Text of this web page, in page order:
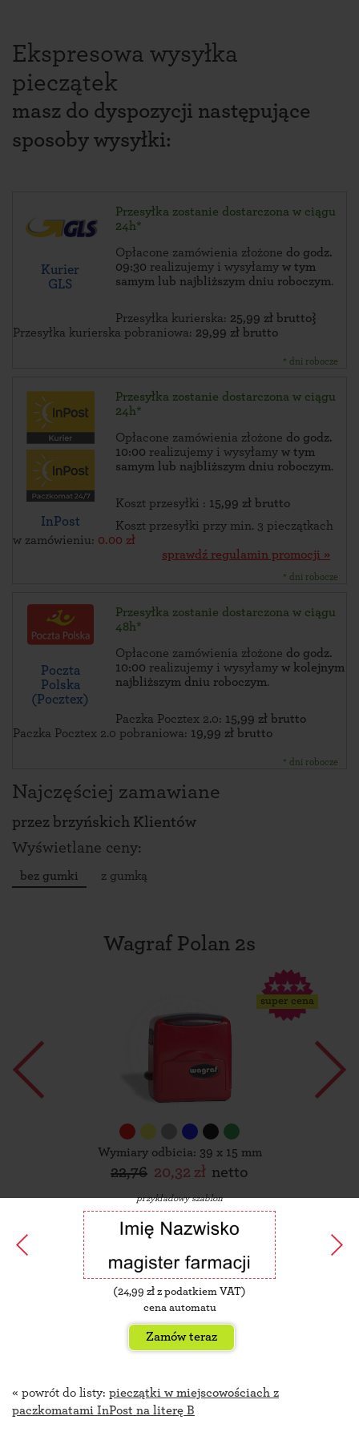
Ekspresowa wysyłka
pieczątek
masz do dyspozycji następujące
sposoby wysyłki:
Kurier
GLS
Przesyłka zostanie dostarczona w ciągu
24h*
Opłacone zamówienia złożone do godz.
09:30 realizujemy i wysyłamy w tym
samym lub najbliższym dniu roboczym.
Przesyłka kurierska: 25,99 zł brutto}
Przesyłka kurierska pobraniowa: 29,99 zł brutto
* dni robocze
InPost
Przesyłka zostanie dostarczona w ciągu
24h*
Opłacone zamówienia złożone do godz.
10:00 realizujemy i wysyłamy w tym
samym lub najbliższym dniu roboczym.
Koszt przesyłki : 15,99 zł brutto
Koszt przesyłki przy min. 3 pieczątkach
w zamówieniu: 0.00 zł
sprawdź regulamin promocji »
* dni robocze
Poczta
Polska
(Pocztex)
Przesyłka zostanie dostarczona w ciągu
48h*
Opłacone zamówienia złożone do godz.
10:00 realizujemy i wysyłamy w kolejnym
najbliższym dniu roboczym.
Paczka Pocztex 2.0: 15,99 zł brutto
Paczka Pocztex 2.0 pobraniowa: 19,99 zł brutto
* dni robocze
Najczęściej zamawiane
przez brzyńskich Klientów
Wyświetlane ceny:
bez gumki z gumką
Wagraf Polan 2s
super cena
Wymiary odbicia: 39 x 15 mm
22,76 20,32 zł netto
przykładowy szablon
(24,99 zł z podatkiem VAT)
cena automatu
Zamów teraz
« powrót do listy: pieczątki w miejscowościach z
paczkomatami InPost na literę B